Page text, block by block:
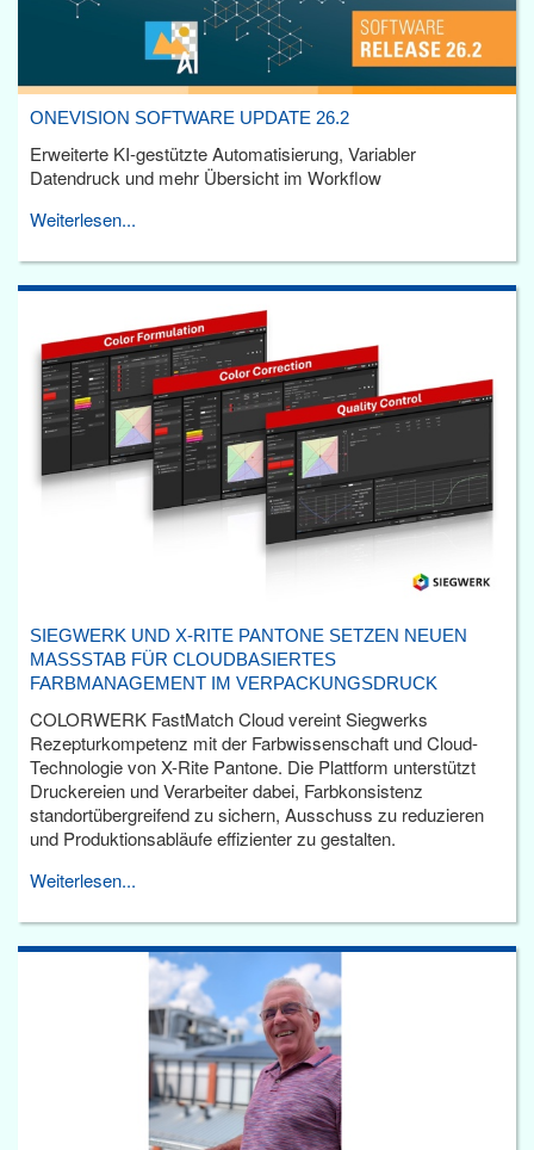
ONEVISION SOFTWARE UPDATE 26.2
Erweiterte KI-gestützte Automatisierung, Variabler
Datendruck und mehr Übersicht im Workflow
Weiterlesen...
SIEGWERK UND X-RITE PANTONE SETZEN NEUEN
MASSSTAB FÜR CLOUDBASIERTES F
ARBMANAGEMENT IM VERPACKUNGSDRUCK
COLORWERK FastMatch Cloud vereint Siegwerks
Rezepturkompetenz mit der Farbwissenschaft und Cloud-
Technologie von X-Rite Pantone. Die Plattform unterstützt
Druckereien und Verarbeiter dabei, Farbkonsistenz
standortübergreifend zu sichern, Ausschuss zu reduzieren
und Produktionsabläufe effizienter zu gestalten.
Weiterlesen...